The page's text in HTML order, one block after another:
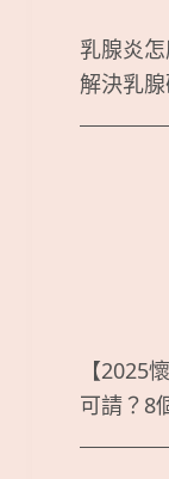
乳腺炎
解決乳
【2025
可請？8